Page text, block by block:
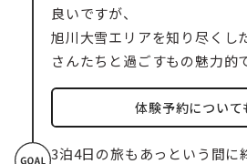
良いですが、
旭川大雪エリアを知り尽くし
さんたちと過ごすもの魅力的
体験予約について
3泊4日の旅もあっという間に